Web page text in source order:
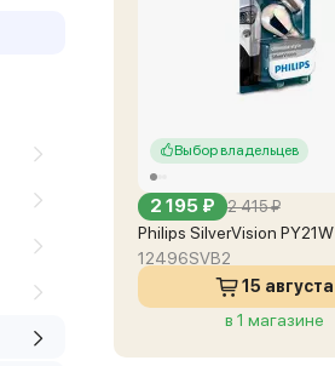
Выбор владельцев
2 195 ₽ 2 415 ₽
Philips SilverVision PY21W
12496SVB2
15 августа
в 1 магазине